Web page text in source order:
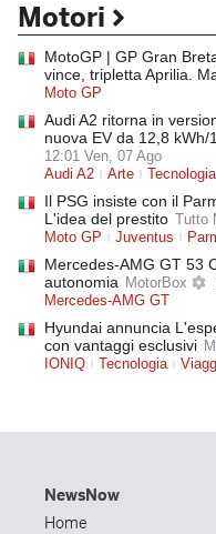
Motori
MotoGP | GP Gran
vince, tripletta Aprilia.
Moto GP
Audi A2 ritorna in
nuova EV da 12,8 kWh/
12:01 Ven, 07 Ago
Audi A2
Arte Tecnologia
Il PSG insiste con il
L'idea del prestito
Moto GP
Juventus
Mercedes-AMG GT 53
autonomia
MotorBox
Mercedes-AMG GT
Hyundai annuncia
con vantaggi esclusivi
IONIQ
Tecnologia
NewsNow
Home